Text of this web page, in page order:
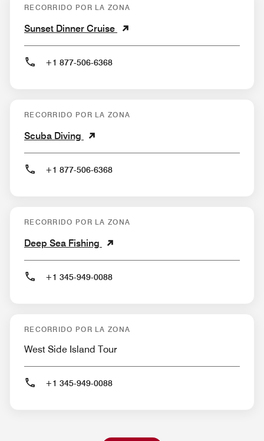
RECORRIDO POR LA ZONA
Sunset Dinner Cruise
+1 877-506-6368
RECORRIDO POR LA ZONA
Scuba Diving
+1 877-506-6368
RECORRIDO POR LA ZONA
Deep Sea Fishing
+1 345-949-0088
RECORRIDO POR LA ZONA
West Side Island Tour
+1 345-949-0088